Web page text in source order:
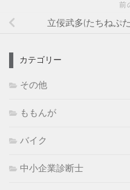
前
立佞武多(たちねぷ
カテゴリー
その他
ももんが
バイク
中小企業診断士